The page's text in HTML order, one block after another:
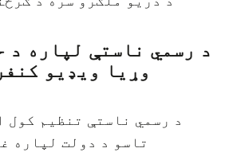
د رسمي ناستې لپاره د
وړیا ویډیو
د رسمي ناستې تنظیم کول
تاسو د دولت لپاره